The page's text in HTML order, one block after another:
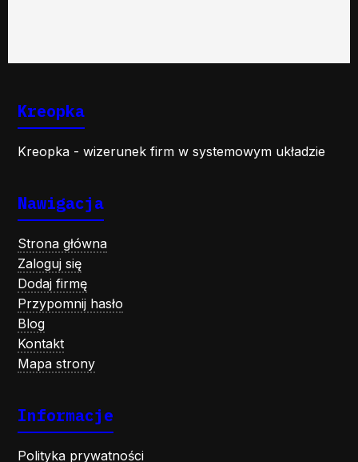
Kreopka
Kreopka - wizerunek firm w systemowym układzie
Nawigacja
Strona główna
Zaloguj się
Dodaj firmę
Przypomnij hasło
Blog
Kontakt
Mapa strony
Informacje
Polityka prywatności